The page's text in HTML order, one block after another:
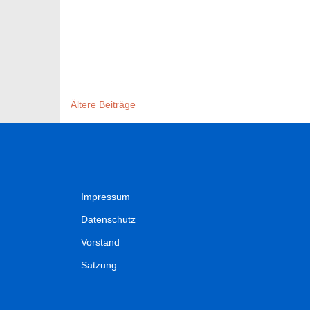
Beitragsnavigation
Ältere Beiträge
Impressum
Datenschutz
Vorstand
Satzung